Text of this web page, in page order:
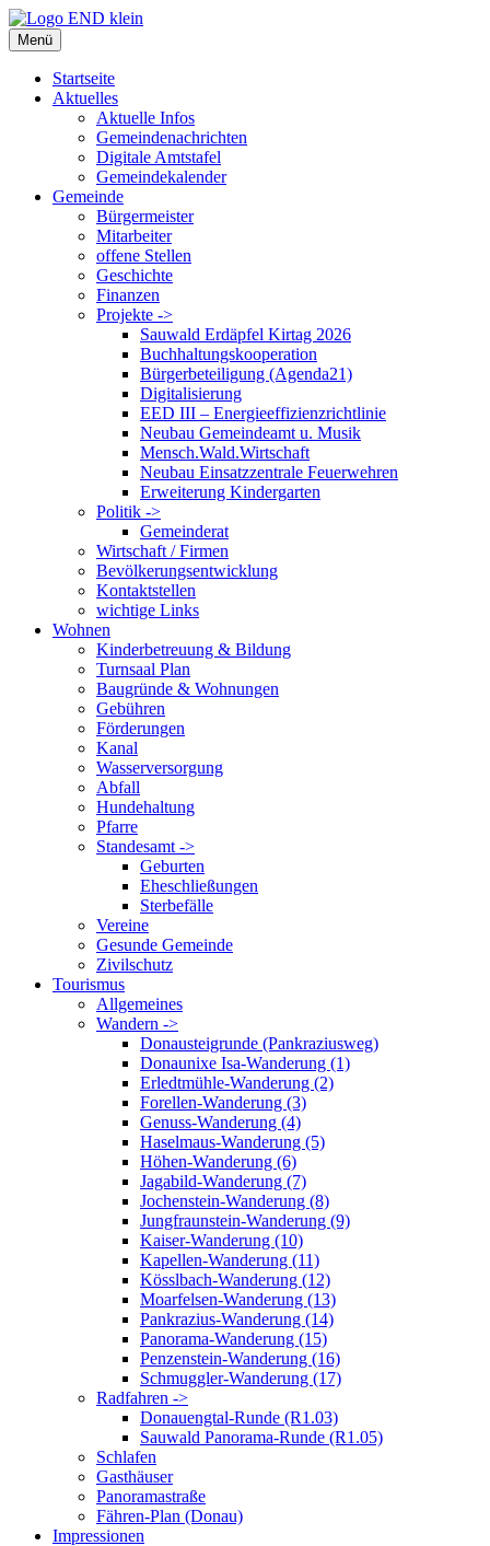
Zum
Inhalt
springen
Menü
Startseite
Aktuelles
Aktuelle Infos
Gemeindenachrichten
Digitale Amtstafel
Gemeindekalender
Gemeinde
Bürgermeister
Mitarbeiter
offene Stellen
Geschichte
Finanzen
Projekte ->
Sauwald Erdäpfel Kirtag 2026
Buchhaltungskooperation
Bürgerbeteiligung (Agenda21)
Digitalisierung
EED III – Energieeffizienzrichtlinie
Neubau Gemeindeamt u. Musik
Mensch.Wald.Wirtschaft
Neubau Einsatzzentrale Feuerwehren
Erweiterung Kindergarten
Politik ->
Gemeinderat
Wirtschaft / Firmen
Bevölkerungsentwicklung
Kontaktstellen
wichtige Links
Wohnen
Kinderbetreuung & Bildung
Turnsaal Plan
Baugründe & Wohnungen
Gebühren
Förderungen
Kanal
Wasserversorgung
Abfall
Hundehaltung
Pfarre
Standesamt ->
Geburten
Eheschließungen
Sterbefälle
Vereine
Gesunde Gemeinde
Zivilschutz
Tourismus
Allgemeines
Wandern ->
Donausteigrunde (Pankraziusweg)
Donaunixe Isa-Wanderung (1)
Erledtmühle-Wanderung (2)
Forellen-Wanderung (3)
Genuss-Wanderung (4)
Haselmaus-Wanderung (5)
Höhen-Wanderung (6)
Jagabild-Wanderung (7)
Jochenstein-Wanderung (8)
Jungfraunstein-Wanderung (9)
Kaiser-Wanderung (10)
Kapellen-Wanderung (11)
Kösslbach-Wanderung (12)
Moarfelsen-Wanderung (13)
Pankrazius-Wanderung (14)
Panorama-Wanderung (15)
Penzenstein-Wanderung (16)
Schmuggler-Wanderung (17)
Radfahren ->
Donauengtal-Runde (R1.03)
Sauwald Panorama-Runde (R1.05)
Schlafen
Gasthäuser
Panoramastraße
Fähren-Plan (Donau)
Impressionen